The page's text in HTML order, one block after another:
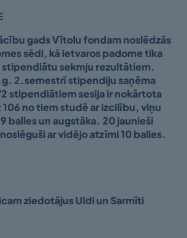
gads Vītolu fondam noslēdzās
sēdi, kā ietvaros padome tika
stipendiātu sekmju rezultātiem.
2.semestrī stipendiju saņēma
stipendiātiem sesija ir nokārtota
no tiem studē ar izcilību, viņu
balles un augstāka. 20 jaunieši
ar vidējo atzīmi 10 balles.
ziedotājus Uldi un Sarmīti